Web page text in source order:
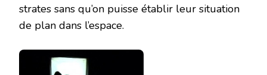
strates sans qu’on puisse établir leur situation
de plan dans l’espace.